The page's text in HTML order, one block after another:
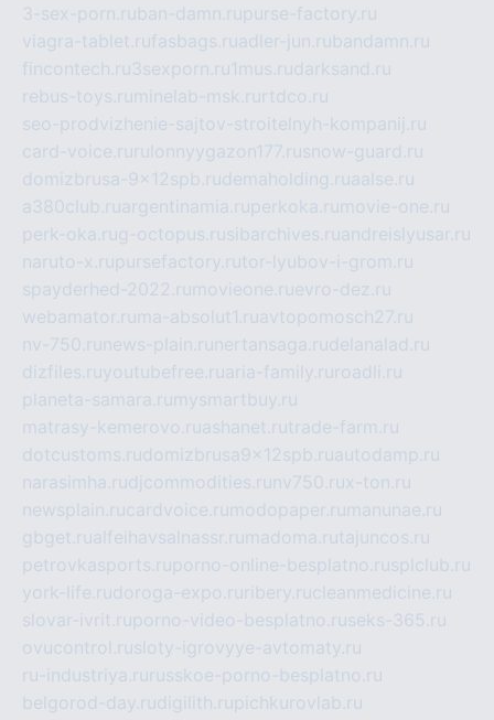
3-sex-porn.ruban-damn.rupurse-factory.ru
viagra-tablet.rufasbags.ruadler-jun.rubandamn.ru
fincontech.ru3sexporn.ru1mus.rudarksand.ru
rebus-toys.ru minelab-msk.ru rtdco.ru
seo-prodvizhenie-sajtov-stroitelnyh-kompanij.ru
card-voice.ru rulonnyygazon177.rusnow-guard.ru
domizbrusa-9x12spb.rudemaholding.ruaalse.ru
a380club.ruargentinamia.ruperkoka.ru movie-one.ru
perk-oka.rug-octopus.rusibarchives.ruandreislyusar.ru
naruto-x.rupursefactory.rutor-lyubov-i-grom.ru
spayderhed-2022.ru movieone.ruevro-dez.ru
webamator.ru ma-absolut1.ruavtopomosch27.ru
nv-750.ru news-plain.ru nertansaga.rudelanalad.ru
dizfiles.ruyoutubefree.ruaria-family.ru roadli.ru
planeta-samara.ru mysmartbuy.ru
matrasy-kemerovo.ruashanet.rutrade-farm.ru
dotcustoms.rudomizbrusa9x12spb.ruautodamp.ru
narasimha.rudjcommodities.ru nv750.rux-ton.ru
newsplain.rucardvoice.ru modopaper.ru manunae.ru
gbget.rualfeihavsalnassr.ru madoma.rutajuncos.ru
petrovkasports.ruporno-online-besplatno.rusplclub.ru
york-life.rudoroga-expo.ru ribery.rucleanmedicine.ru
slovar-ivrit.ruporno-video-besplatno.ruseks-365.ru
ovucontrol.rusloty-igrovyye-avtomaty.ru
ru-industriya.ru russkoe-porno-besplatno.ru
belgorod-day.rudigilith.rupichkurovlab.ru